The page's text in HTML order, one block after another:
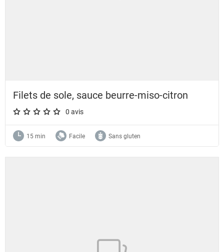
Filets de sole, sauce beurre-miso-citron
A star rating of 0 out of 5.
0 avis
15 min Facile Sans gluten